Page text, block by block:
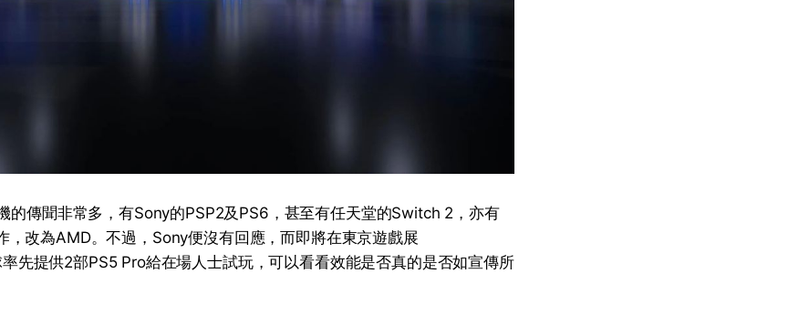
的傳聞非常多，有Sony的PSP2及PS6，甚至有任天堂的Switch 2，亦有
，改為AMD。不過，Sony便沒有回應，而即將在東京遊戲展
先提供2部PS5 Pro給在場人士試玩，可以看看效能是否真的是否如宣傳所